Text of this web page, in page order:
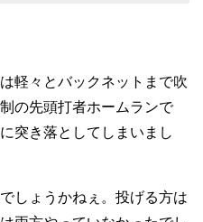
軽々とバックネットまで吹
の先頭打者ホームランで
突き落としてしまいまし
しょうかねぇ。投げる方は